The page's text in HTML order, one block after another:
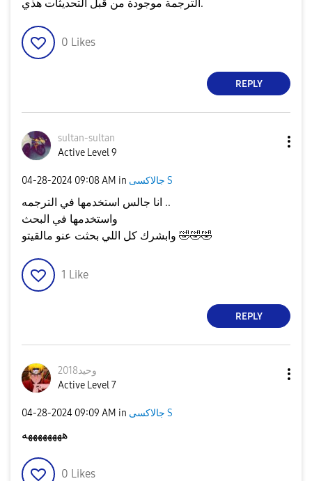
الترجمة موجودة من قبل التحديثات هذي.
0 Likes
REPLY
sultan-sultan
Active Level 9
‎04-28-2024 09:08 AM in جالاكسى S
انا جالس استخدمها في الترجمه ..
واستخدمها في البحث
🤣🤣🤣
1 Like
REPLY
وحيد2018
Active Level 7
‎04-28-2024 09:09 AM in جالاكسى S
ههههههههه
0 Likes